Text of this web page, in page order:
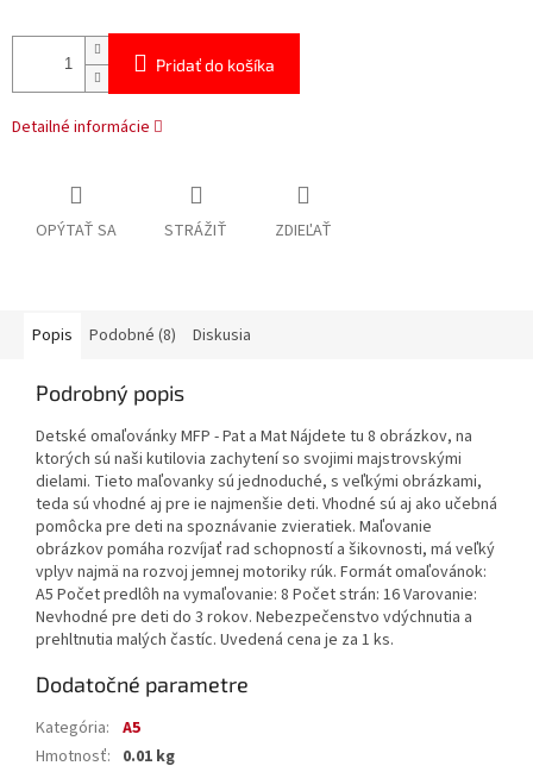
Pridať do košíka
Detailné informácie
OPÝTAŤ SA STRÁŽIŤ ZDIEĽAŤ
Popis Podobné (8) Diskusia
Podrobný popis
Detské omaľovánky MFP - Pat a Mat Nájdete tu 8 obrázkov, na
ktorých sú naši kutilovia zachytení so svojimi majstrovskými
dielami. Tieto maľovanky sú jednoduché, s veľkými obrázkami,
teda sú vhodné aj pre ie najmenšie deti. Vhodné sú aj ako učebná
pomôcka pre deti na spoznávanie zvieratiek. Maľovanie
obrázkov pomáha rozvíjať rad schopností a šikovnosti, má veľký
vplyv najmä na rozvoj jemnej motoriky rúk. Formát omaľovánok:
A5 Počet predlôh na vymaľovanie: 8 Počet strán: 16 Varovanie:
Nevhodné pre deti do 3 rokov. Nebezpečenstvo vdýchnutia a
prehltnutia malých častíc. Uvedená cena je za 1 ks.
Dodatočné parametre
Kategória: A5
Hmotnosť: 0.01 kg